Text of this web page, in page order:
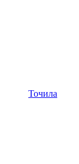
Точила